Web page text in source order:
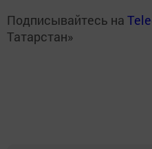
Подписывайтесь на
Татарстан»